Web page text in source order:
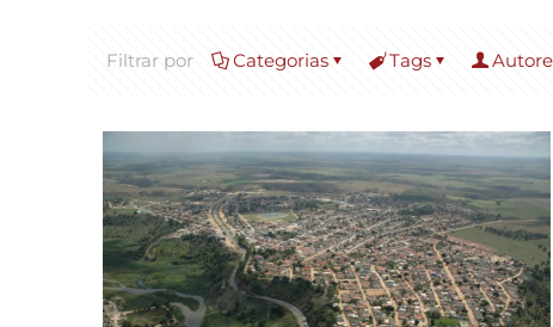
Filtrar por Categorias Tags